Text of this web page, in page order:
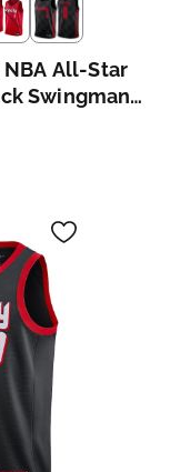
All-Star
Swingman